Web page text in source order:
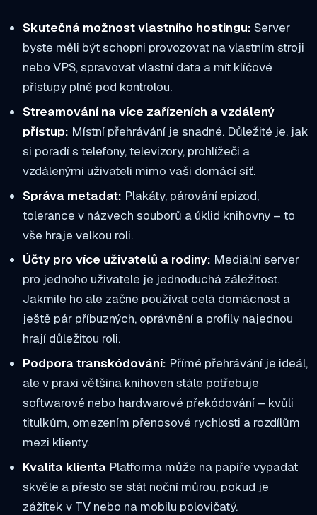
Skutečná možnost vlastního hostingu: Server
byste měli být schopni provozovat na vlastním stroji
nebo VPS, spravovat vlastní data a mít klíčové
přístupy plně pod kontrolou.
Streamování na více zařízeních a vzdálený
přístup: Místní přehrávání je snadné. Důležité je, jak
si poradí s telefony, televizory, prohlížeči a
vzdálenými uživateli mimo vaši domácí síť.
Správa metadat: Plakáty, párování epizod,
tolerance v názvech souborů a úklid knihovny – to
vše hraje velkou roli.
Účty pro více uživatelů a rodiny: Mediální server
pro jednoho uživatele je jednoduchá záležitost.
Jakmile ho ale začne používat celá domácnost a
ještě pár příbuzných, oprávnění a profily najednou
hrají důležitou roli.
Podpora transkódování: Přímé přehrávání je ideál,
ale v praxi většina knihoven stále potřebuje
softwarové nebo hardwarové překódování – kvůli
titulkům, omezením přenosové rychlosti a rozdílům
mezi klienty.
Kvalita klienta Platforma může na papíře vypadat
skvěle a přesto se stát noční můrou, pokud je
zážitek v TV nebo na mobilu polovičatý.